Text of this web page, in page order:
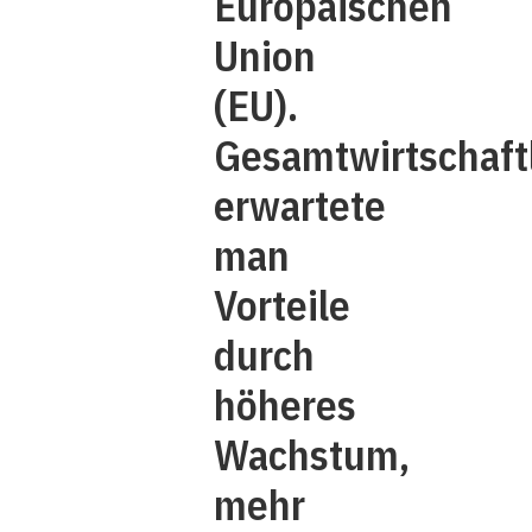
Union
(EU).
erwartete
man
Vorteile
durch
höheres
Wachstum,
mehr